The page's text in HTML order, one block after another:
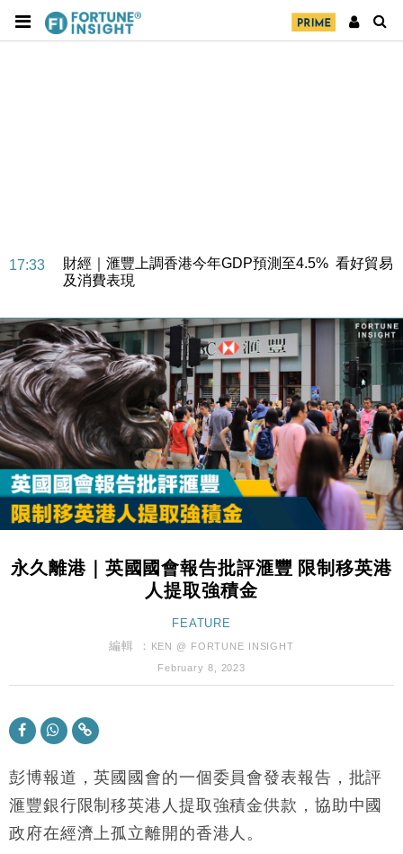
17:33
財經｜滙豐上調香港今年GDP預測至4.5% 看好貿易
及消費表現
損失近6900萬元
16:05
財經｜日經失守6.5萬點後回穩 全周仍升近2%
15:47
財經｜恒隆10月換帥 玩具「反」斗城亞洲CEO蔡德
粦接任
15:11
財經｜韓股反覆波動收跌 連挫7周創逾3年最長跌勢
13:44
財經｜內地7月美元計價出口增近24%勝預期 貿易順
差達1125億美元
12:44
財經｜日本春季三度入市撐日圓 4月單日斥6.28萬億
11:12
國際｜特朗普料美伊戰事快結束 承認部分彈藥庫存緊
財經｜SA售股自救後再出手 斥4億美元押注未上市公
財經｜華僑銀行上半年淨利創新高 中期息增15%至
47仙
17:33
及消費表現
損失近6900萬元
16:05
財經｜日經失守6.5萬點後回穩 全周仍升近2%
永久離港｜英國國會報告批評滙豐 限制移英港
人提取強積金
FEATURE
編輯 ：
KEN @ FORTUNE INSIGHT
February 8, 2023
彭博報道，英國國會的一個委員會發表報告，批評
滙豐銀行限制移英港人提取強積金供款，協助中國
政府在經濟上孤立離開的香港人。